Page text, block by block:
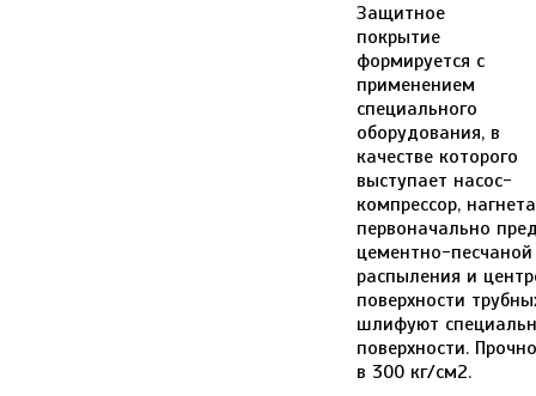
Защитное
покрытие
формируется с
применением
специального
оборудования, в
качестве которого
выступает насос-
компрессор,
первоначально
цементно-
распыления и
поверхности
шлифуют
поверхности.
в 300 кг/см2.